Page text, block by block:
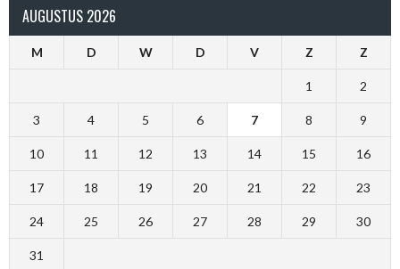
AUGUSTUS 2026
M D W D V Z Z
1 2
3 4 5 6 7 8 9
10 11 12 13 14 15 16
17 18 19 20 21 22 23
24 25 26 27 28 29 30
31